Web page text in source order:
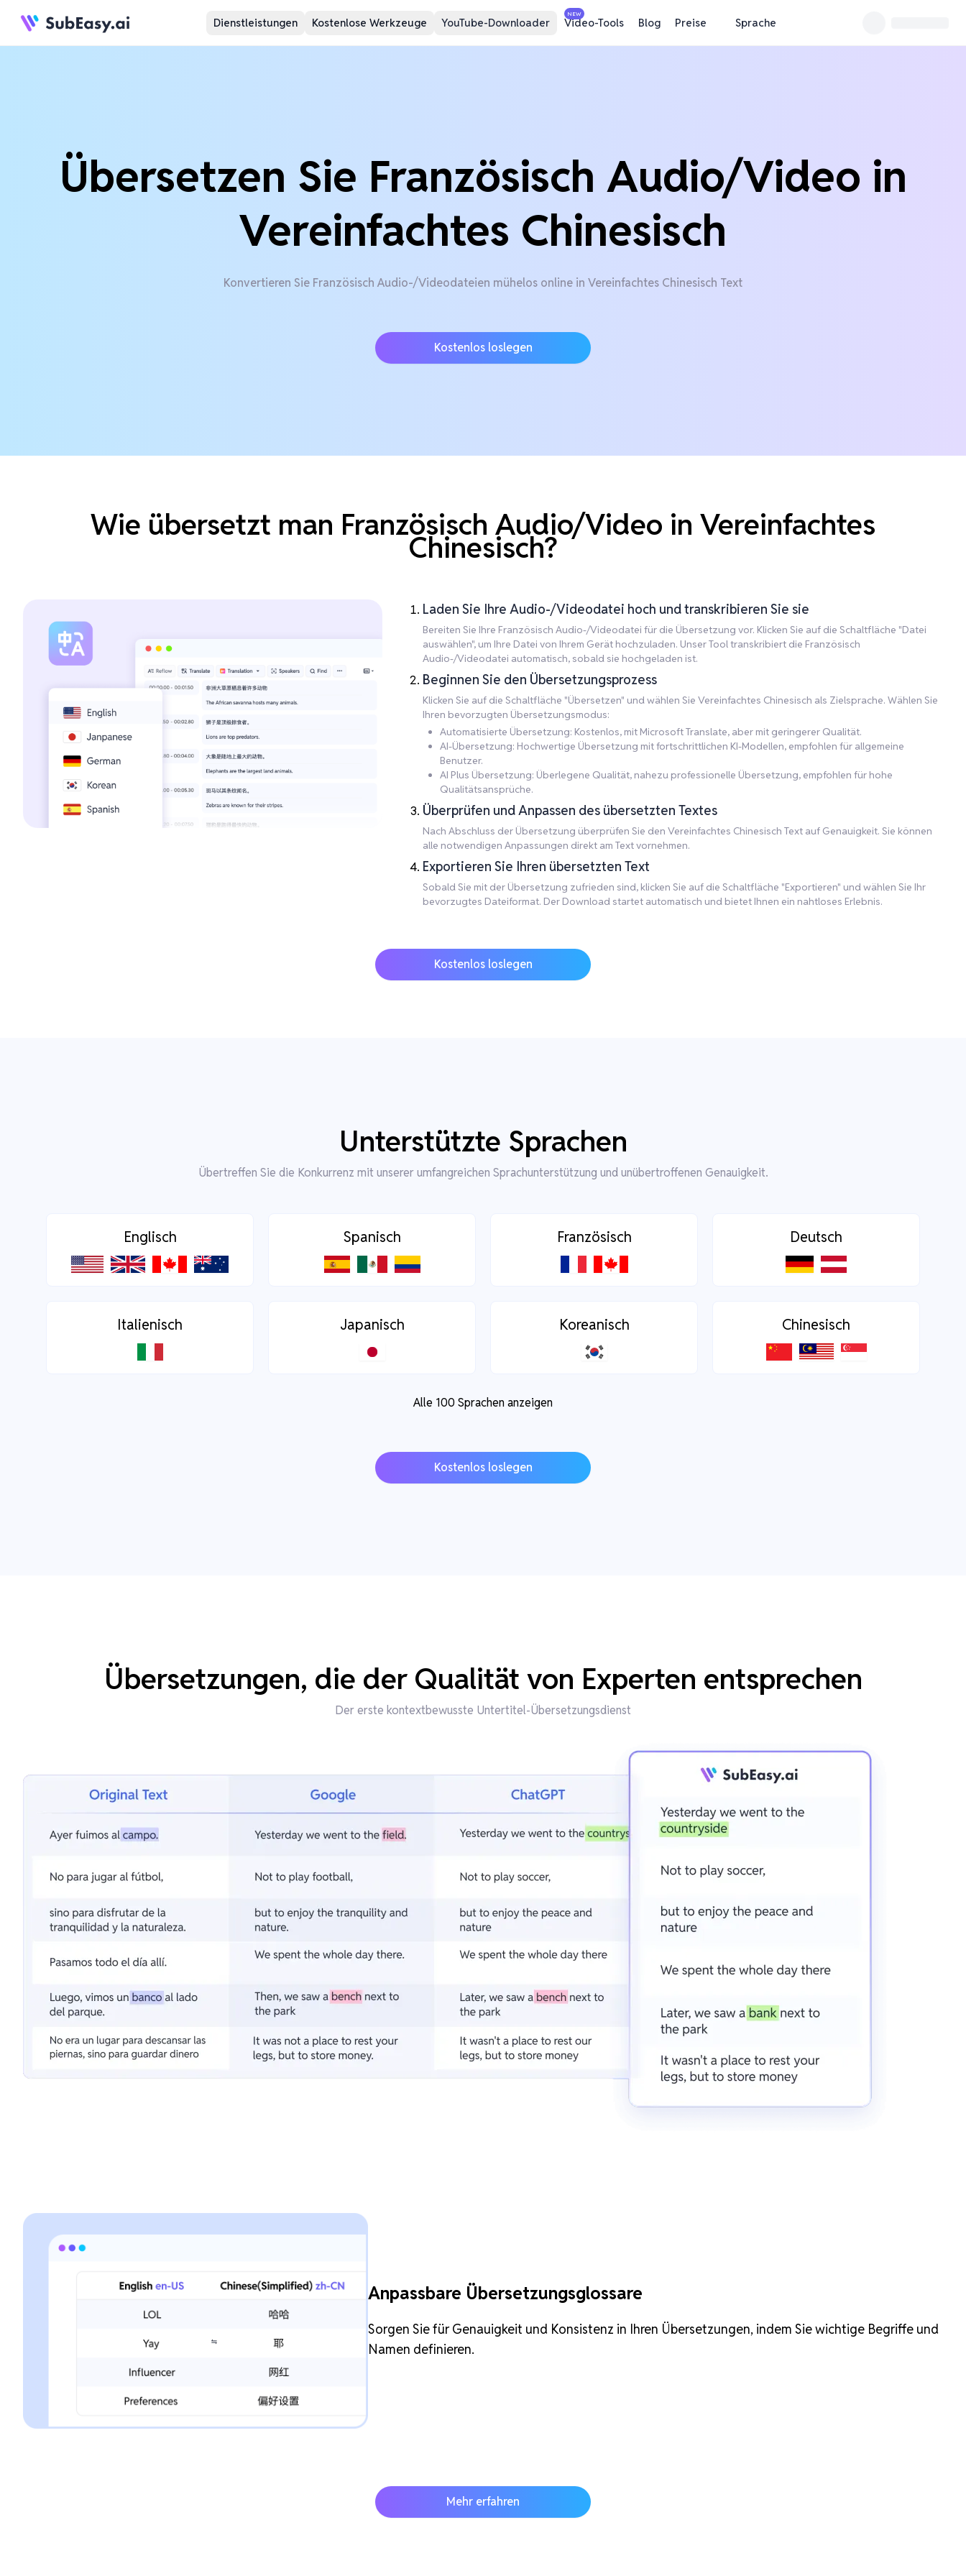
Dienstleistungen Kostenlose Werkzeuge YouTube-Downloader
NEW
Video-Tools Blog Preise Sprache
Übersetzen Sie Französisch Audio/Video in
Vereinfachtes Chinesisch
Konvertieren Sie Französisch Audio-/Videodateien mühelos online in Vereinfachtes Chinesisch Text
Kostenlos loslegen
Wie übersetzt man Französisch Audio/Video in Vereinfachtes
Chinesisch?
Laden Sie Ihre Audio-/Videodatei hoch und transkribieren Sie sie
Bereiten Sie Ihre Französisch Audio-/Videodatei für die Übersetzung vor. Klicken Sie auf die Schaltfläche "Datei
auswählen", um Ihre Datei von Ihrem Gerät hochzuladen. Unser Tool transkribiert die Französisch
Audio-/Videodatei automatisch, sobald sie hochgeladen ist.
Beginnen Sie den Übersetzungsprozess
Klicken Sie auf die Schaltfläche "Übersetzen" und wählen Sie Vereinfachtes Chinesisch als Zielsprache. Wählen Sie
Ihren bevorzugten Übersetzungsmodus:
Automatisierte Übersetzung: Kostenlos, mit Microsoft Translate, aber mit geringerer Qualität.
AI-Übersetzung: Hochwertige Übersetzung mit fortschrittlichen KI-Modellen, empfohlen für allgemeine
Benutzer.
AI Plus Übersetzung: Überlegene Qualität, nahezu professionelle Übersetzung, empfohlen für hohe
Qualitätsansprüche.
Überprüfen und Anpassen des übersetzten Textes
Nach Abschluss der Übersetzung überprüfen Sie den Vereinfachtes Chinesisch Text auf Genauigkeit. Sie können
alle notwendigen Anpassungen direkt am Text vornehmen.
Exportieren Sie Ihren übersetzten Text
Sobald Sie mit der Übersetzung zufrieden sind, klicken Sie auf die Schaltfläche "Exportieren" und wählen Sie Ihr
bevorzugtes Dateiformat. Der Download startet automatisch und bietet Ihnen ein nahtloses Erlebnis.
Kostenlos loslegen
Unterstützte Sprachen
Übertreffen Sie die Konkurrenz mit unserer umfangreichen Sprachunterstützung und unübertroffenen Genauigkeit.
Englisch Spanisch Französisch Deutsch
Italienisch Japanisch Koreanisch Chinesisch
Alle 100 Sprachen anzeigen
Kostenlos loslegen
Übersetzungen, die der Qualität von Experten entsprechen
Der erste kontextbewusste Untertitel-Übersetzungsdienst
Anpassbare Übersetzungsglossare
Sorgen Sie für Genauigkeit und Konsistenz in Ihren Übersetzungen, indem Sie wichtige Begriffe und
Namen definieren.
Mehr erfahren